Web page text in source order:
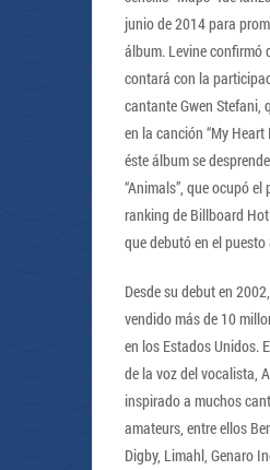
junio de 2014 para
álbum. Levine confirmó
contará con la
cantante Gwen Stefani,
en la canción “My Heart
éste álbum se
“Animals”, que ocupó el
ranking de Billboard Hot
que debutó en el puesto
Desde su debut en
vendido más de 10
en los Estados Unidos.
de la voz del vocalista,
inspirado a muchos
amateurs, entre ellos
Digby, Limahl, Genaro